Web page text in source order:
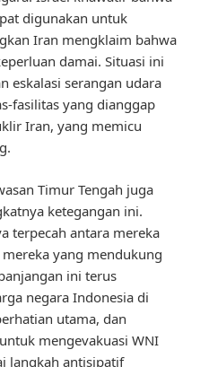
digunakan untuk
Iran mengklaim bahwa
damai. Situasi ini
eskalasi serangan udara
fasilitas yang dianggap
Iran, yang memicu
Timur Tengah juga
ketegangan ini.
terpecah antara mereka
yang mendukung
ini terus
negara Indonesia di
utama, dan
mengevakuasi WNI
langkah antisipatif